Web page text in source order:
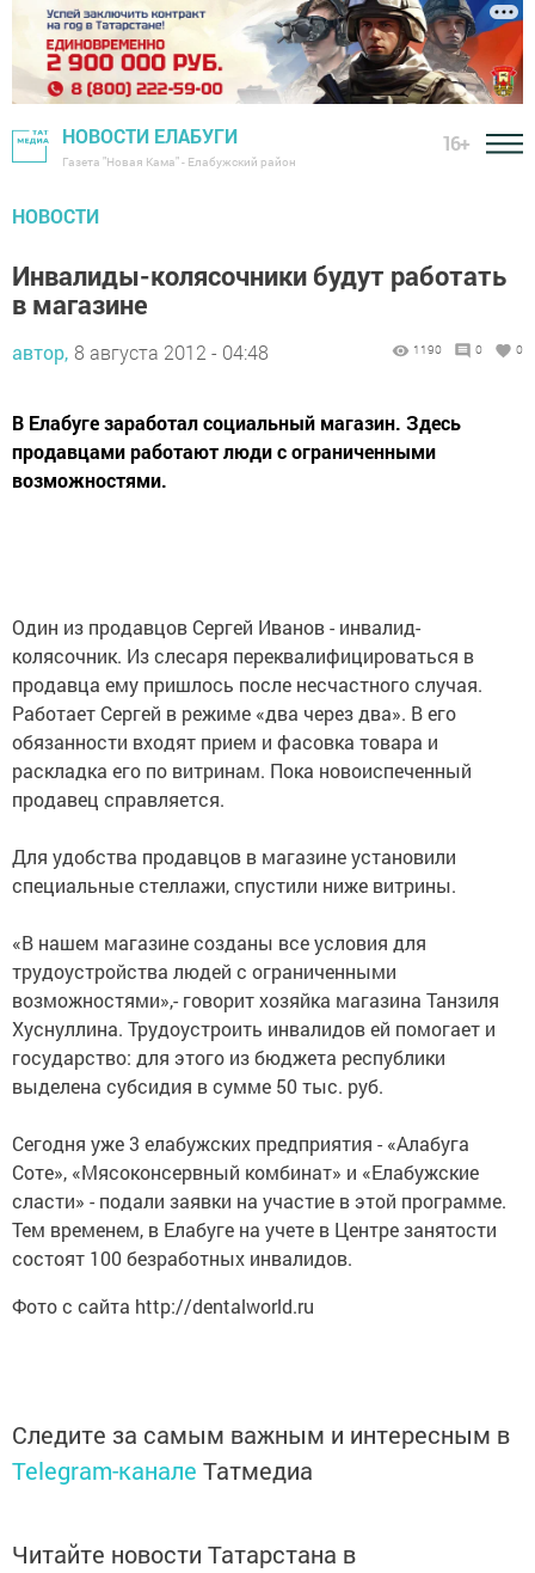
НОВОСТИ ЕЛАБУГИ
Газета "Новая Кама" - Елабужский район
16+
НОВОСТИ
Инвалиды-колясочники будут работать
в магазине
автор, 8 августа 2012 - 04:48 1190 0 0
В Елабуге заработал социальный магазин. Здесь
продавцами работают люди с ограниченными
возможностями.
Один из продавцов Сергей Иванов - инвалид-
колясочник. Из слесаря переквалифицироваться в
продавца ему пришлось после несчастного случая.
Работает Сергей в режиме «два через два». В его
обязанности входят прием и фасовка товара и
раскладка его по витринам. Пока новоиспеченный
продавец справляется.
Для удобства продавцов в магазине установили
специальные стеллажи, спустили ниже витрины.
«В нашем магазине созданы все условия для
трудоустройства людей с ограниченными
возможностями»,- говорит хозяйка магазина Танзиля
Хуснуллина. Трудоустроить инвалидов ей помогает и
государство: для этого из бюджета республики
выделена субсидия в сумме 50 тыс. руб.
Сегодня уже 3 елабужских предприятия - «Алабуга
Соте», «Мясоконсервный комбинат» и «Елабужские
сласти» - подали заявки на участие в этой программе.
Тем временем, в Елабуге на учете в Центре занятости
состоят 100 безработных инвалидов.
Фото с сайта http://dentalworld.ru
Следите за самым важным и интересным в
Telegram-канале Татмедиа
Читайте новости Татарстана в